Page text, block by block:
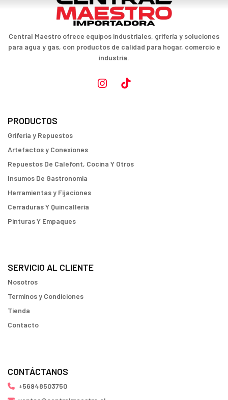
Central Maestro ofrece equipos industriales, grifería y soluciones
para agua y gas, con productos de calidad para hogar, comercio e
industria.
PRODUCTOS
Griferia y Repuestos
Artefactos y Conexiones
Repuestos De Calefont, Cocina Y Otros
Insumos De Gastronomia
Herramientas y Fijaciones
Cerraduras Y Quincallería
Pinturas Y Empaques
SERVICIO AL CLIENTE
Nosotros
Terminos y Condiciones
Tienda
Contacto
CONTÁCTANOS
+56948503750